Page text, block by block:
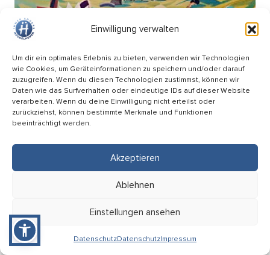
Einwilligung verwalten
Um dir ein optimales Erlebnis zu bieten, verwenden wir Technologien
wie Cookies, um Geräteinformationen zu speichern und/oder darauf
zuzugreifen. Wenn du diesen Technologien zustimmst, können wir
Daten wie das Surfverhalten oder eindeutige IDs auf dieser Website
verarbeiten. Wenn du deine Einwilligung nicht erteilst oder
zurückziehst, können bestimmte Merkmale und Funktionen
beeinträchtigt werden.
Akzeptieren
Ablehnen
Einstellungen ansehen
DatenschutzDatenschutzImpressum
Picknick Konzert – Mitsing-Konzert mit den
HÜ-Arena am Förderturm
Eintritt: Frei